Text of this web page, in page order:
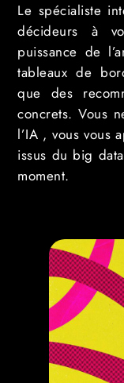
Le spécialiste
décideurs à
puissance de
tableaux de
que des
concrets. Vous
l’IA , vous vous
issus du big
moment.